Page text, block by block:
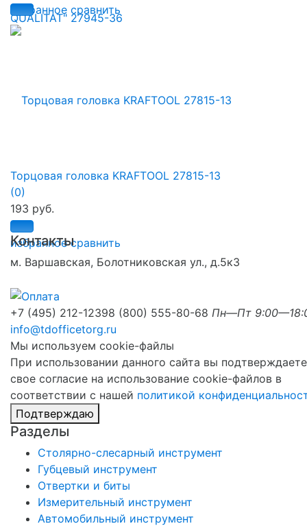
избранное сравнить
избранное сравнить
Торцовая головка KRAFTOOL 27815-13
(0)
193 руб.
Контакты
м. Варшавская, Болотниковская ул., д.5к3
+7 (495) 212-12398 (800) 555-80-68 Пн—Пт
info@tdofficetorg.ru
Мы используем cookie-файлы
При использовании данного сайта вы подтверждаете
свое согласие на использование cookie-файлов в
соответствии с нашей политикой
Подтверждаю
Разделы
Столярно-слесарный инструмент
Губцевый инструмент
Отвертки и биты
Измерительный инструмент
Автомобильный инструмент